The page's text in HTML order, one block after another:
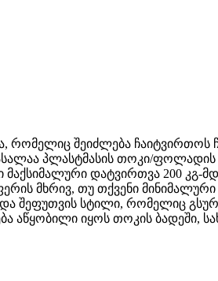
რომელიც შეიძლება ჩაიტვირთოს
პლასტმასის თოკი/
დატვირთვა 200 კგ-
მხრივ, თუ თქვენი
შეფუთვის სტილი, რომელიც
აწყობილი იყოს თოკის ბადეში,